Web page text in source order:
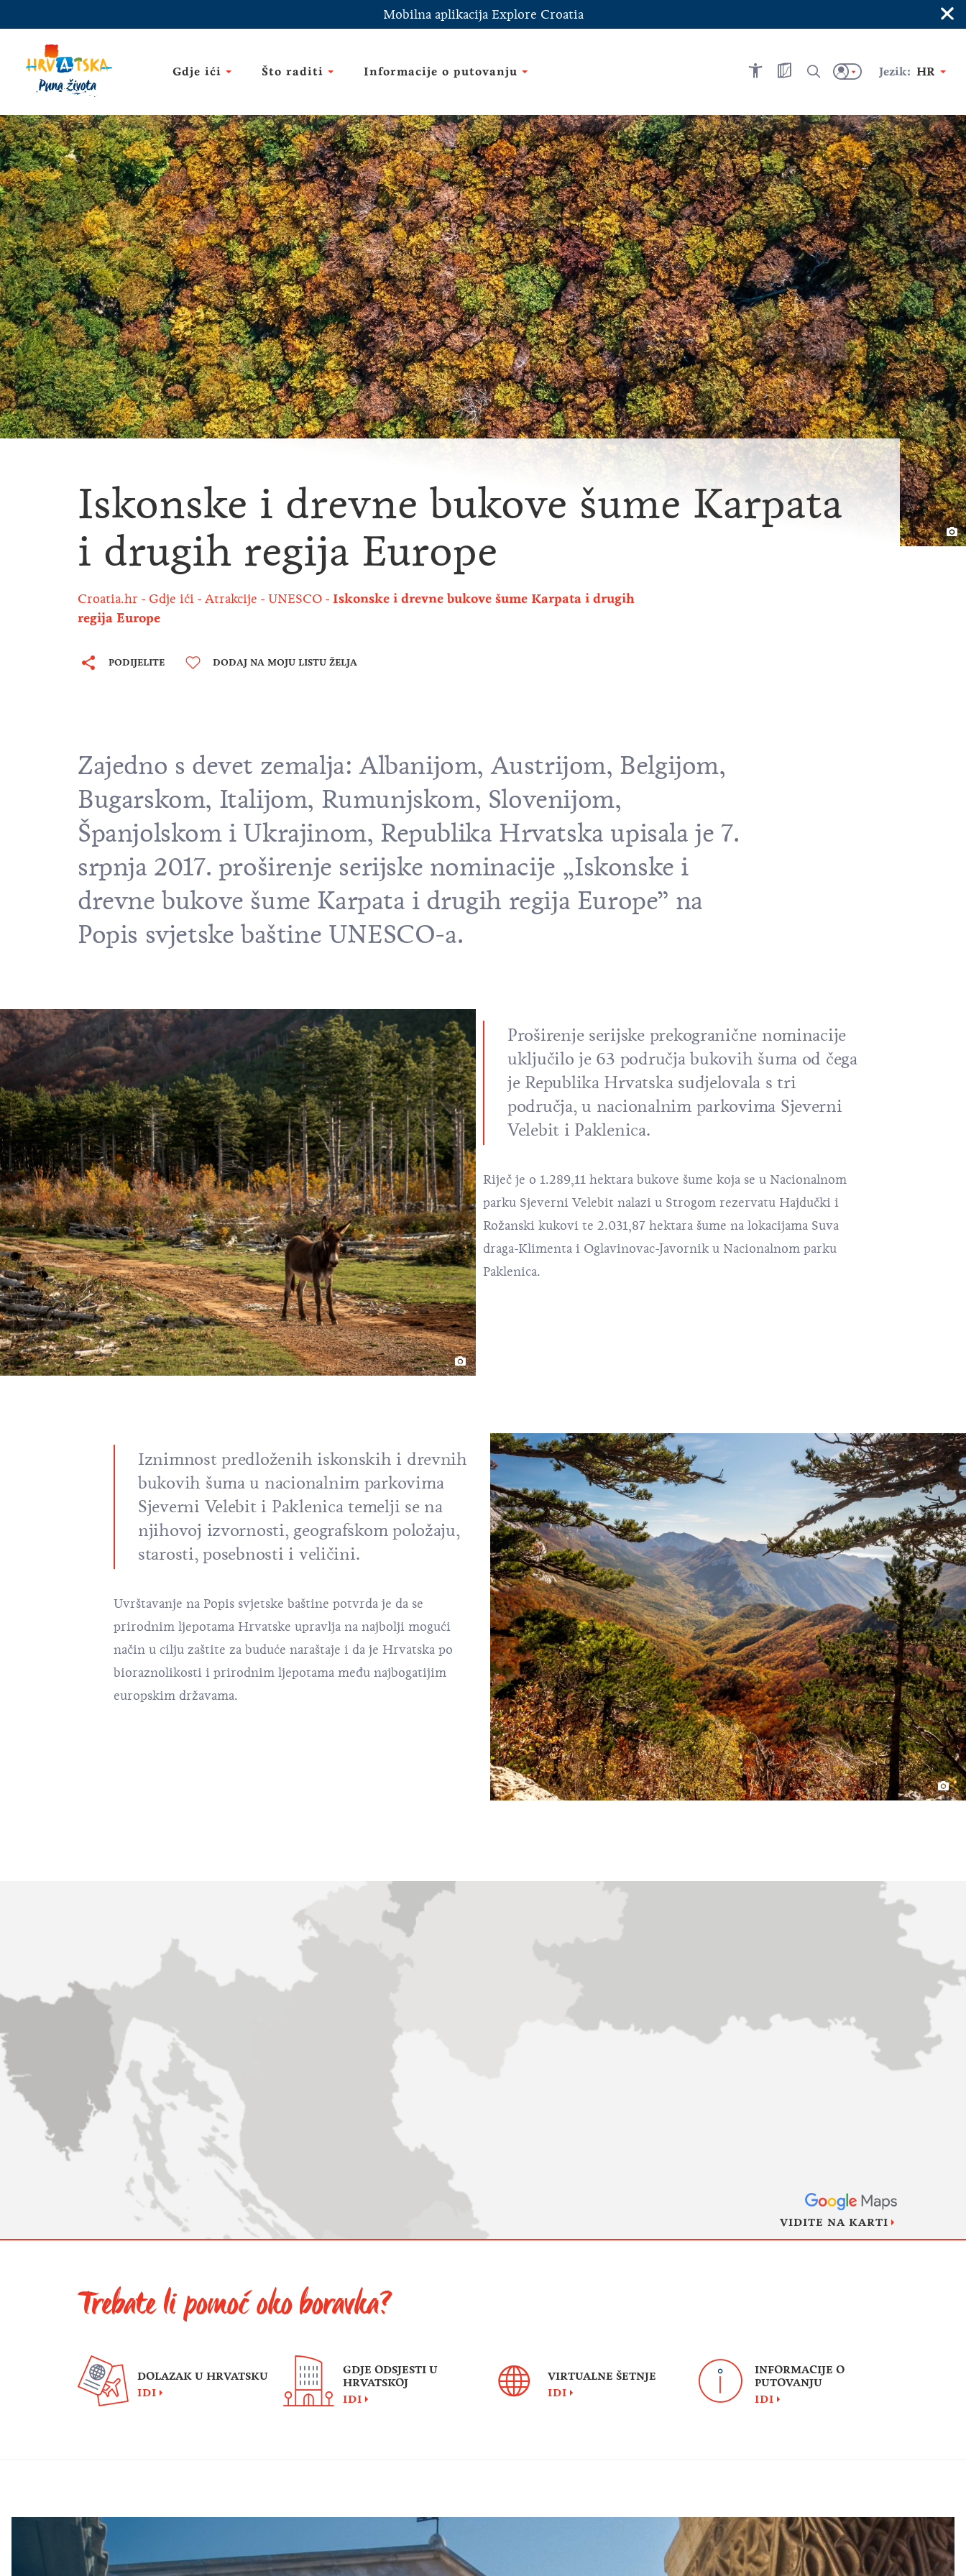
Mobilna aplikacija Explore Croatia ×
Gdje ići Što raditi Informacije o putovanju Jezik: HR
Iskonske i drevne bukove šume Karpata
i drugih regija Europe
Croatia.hr Gdje ići Atrakcije UNESCO
Iskonske i drevne bukove šume Karpata i drugih
regija Europe
PODIJELITE DODAJ NA MOJU LISTU ŽELJA
Zajedno s devet zemalja: Albanijom, Austrijom, Belgijom,
Bugarskom, Italijom, Rumunjskom, Slovenijom,
Španjolskom i Ukrajinom, Republika Hrvatska upisala je 7.
srpnja 2017. proširenje serijske nominacije „Iskonske i
drevne bukove šume Karpata i drugih regija Europe” na
Popis svjetske baštine UNESCO-a.
Proširenje serijske prekogranične nominacije
uključilo je 63 područja bukovih šuma od čega
je Republika Hrvatska sudjelovala s tri
područja, u nacionalnim parkovima Sjeverni
Velebit i Paklenica.
Riječ je o 1.289,11 hektara bukove šume koja se u Nacionalnom
parku Sjeverni Velebit nalazi u Strogom rezervatu Hajdučki i
Rožanski kukovi te 2.031,87 hektara šume na lokacijama Suva
draga-Klimenta i Oglavinovac-Javornik u Nacionalnom parku
Paklenica.
Iznimnost predloženih iskonskih i drevnih
bukovih šuma u nacionalnim parkovima
Sjeverni Velebiti Paklenicatemelji se na
njihovoj izvornosti, geografskom položaju,
starosti, posebnosti i veličini.
Uvrštavanje na Popis svjetske baštine potvrda je da se
prirodnim ljepotama Hrvatske upravlja na najbolji mogući
način u cilju zaštite za buduće naraštaje i da je Hrvatska po
bioraznolikosti i prirodnim ljepotama među najbogatijim
europskim državama.
VIDITE NA KARTI
Trebate li pomoć oko boravka?
DOLAZAK U HRVATSKU
IDI
GDJE ODSJESTI U
HRVATSKOJ
IDI
VIRTUALNE ŠETNJE
IDI
INFORMACIJE O
PUTOVANJU
IDI